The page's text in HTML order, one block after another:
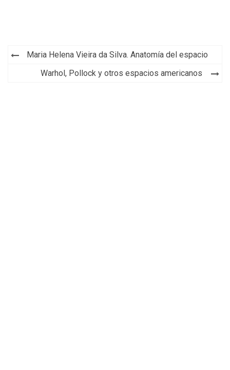
Navegación
Maria Helena Vieira da Silva. Anatomía del espacio
Warhol, Pollock y otros espacios americanos